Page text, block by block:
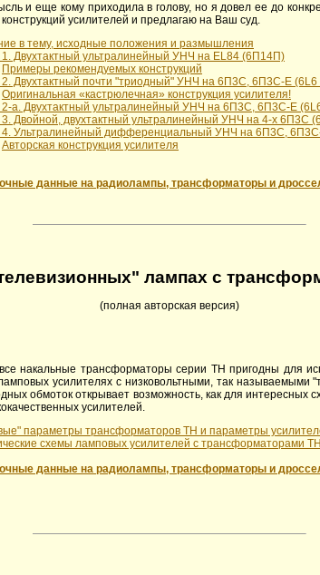
и еще кому приходила в голову, но я довел ее до
усилителей и предлагаю на Ваш суд.
в тему, исходные положения и размышления
Двухтактный ультралинейный УНЧ на EL84 (6П14П)
Примеры рекомендуемых конструкций
Двухтактный почти "триодный" УНЧ на 6П3С, 6П3С-Е (6L6
Оригинальная «кастрюлечная» конструкция усилителя!
а. Двухтактный ультралинейный УНЧ на 6П3С, 6П3С-Е
Двойной, двухтактный ультралинейный УНЧ на 4-х 6П3С
Ультралинейный дифференциальный УНЧ на 6П3С,
Авторская конструкция усилителя
данные на радиолампы, трансформаторы и
лампах с
(полная авторская версия)
накальные трансформаторы серии ТН пригодны для
усилителях с низковольтными, так
обмоток открывает возможность, как для интересных
усилителей.
параметры трансформаторов ТН и параметры
схемы ламповых усилителей с трансформаторами ТН
данные на радиолампы, трансформаторы и